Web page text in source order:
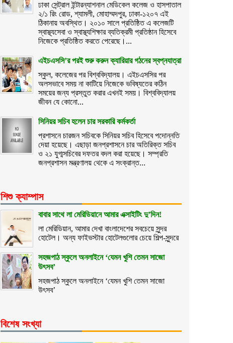
ঢাকা সেন্ট্রাল ইন্টারন্যাশনাল মেডিকেল কলেজ ও হাসপাতাল
২/১ রিং রোড, শ্যামলী, মোহাম্মদপুর, ঢাকা-১২০৭ এই
ঠিকানায় অবস্থিত। ২০১০ সালে প্রতিষ্ঠিত এ কলেজটি
স্বাস্থ্যসেবা ও স্বাস্থ্যশিক্ষার ব্যতিক্রমী প্রতিষ্ঠান হিসেবে
নিজেকে প্রতিষ্ঠিত করতে পেরেছে।...
এইচএসসি’র পরই শুরু করুন ক্যারিয়ার গঠনের স্বপ্নযাত্রা
স্কুল, কলেজের পর বিশ্ববিদ্যালয়। এইচএসসির পর
অলসভাবে সময় না কাটিয়ে নিজেকে ভবিষ্যতের কঠিন
সময়ের জন্য প্রস্তুত করার এখনই সময়। বিশ্ববিদ্যালয়
জীবন যে কোনো...
সিনিয়র সচিব হলেন চার সরকারি কর্মকর্তা
প্রশাসনে চারজন সচিবকে সিনিয়র সচিব হিসেবে পদোন্নতি
দেয়া হয়েছে। এছাড়া জনপ্রশাসনে চার অতিরিক্ত সচিব
ও ২১ যুগ্মসচিবের দফতর বদল করা হয়েছে। সম্প্রতি
জনপ্রশাসন মন্ত্রণালয় থেকে এ সংক্রান্ত...
শিশু ক্যাম্পাস
বাবার সাথে লা মেরিডিয়ানে আমার এক্সাইটিং দু’দিন!
লা মেরিডিয়ান, আমার দেখা বাংলাদেশের সবচেয়ে সুন্দর
হোটেল। অন্য ফাইভস্টার হোটেলগুলোর চেয়ে শিল্প-সুন্দরে
সহজপাঠ স্কুলে অনলাইনে ‘যেমন খুশি তেমন সাজো
উৎসব’
সহজপাঠ স্কুলে অনলাইনে ‘যেমন খুশি তেমন সাজো
উৎসব’
বিশেষ সংখ্যা